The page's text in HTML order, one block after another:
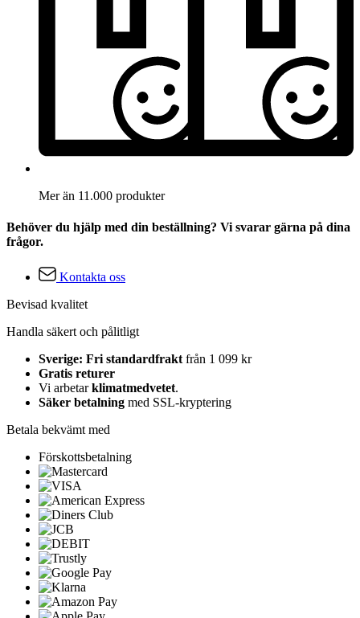
Mer än 11.000 produkter
Behöver du hjälp med din beställning? Vi svarar gärna på dina
frågor.
Kontakta oss
Bevisad kvalitet
Handla säkert och pålitligt
Sverige: Fri standardfrakt från 1 099 kr
Gratis returer
Vi arbetarklimatmedvetet.
Säker betalning med SSL-kryptering
Betala bekvämt med
Förskottsbetalning